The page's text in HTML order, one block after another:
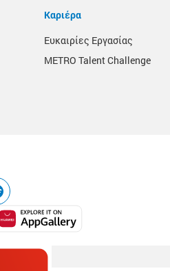
Καριέρα
Ευκαιρίες Εργασίας
METRO Talent Challenge